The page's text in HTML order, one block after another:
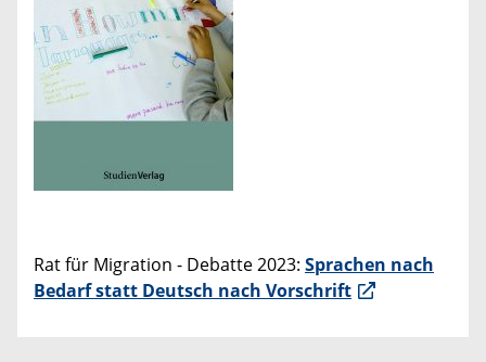
Rat für Migration - Debatte 2023: Sprachen nach
Bedarf statt Deutsch nach Vorschrift